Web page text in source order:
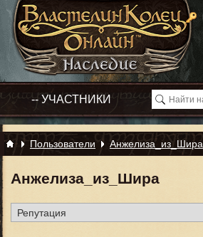
Пользователи Анжелиза_из_Шира
Анжелиза_из_Шира